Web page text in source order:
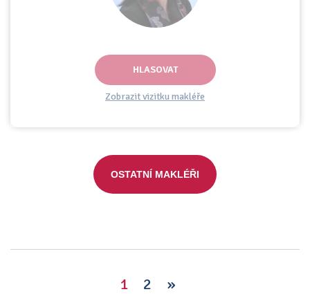
HLASOVAT
Zobrazit vizitku makléře
OSTATNÍ MAKLÉŘI
1 2 »